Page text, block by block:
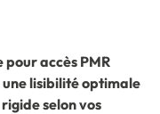
accès PMR
lisibilité optimale
selon vos